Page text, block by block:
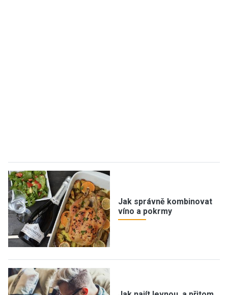
Jak správně kombinovat
víno a pokrmy